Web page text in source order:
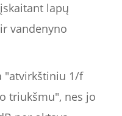
lapų
vandenyno
"atvirkštiniu 1/f
triukšmu", nes jo